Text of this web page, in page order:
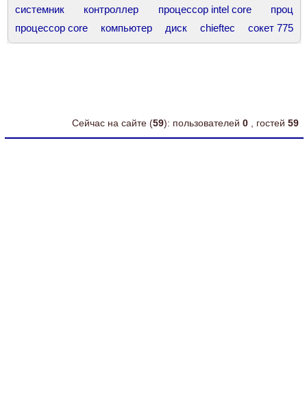
системник
контроллер процессор intel core
проц
процессор core
компьютер диск chieftec
сокет 775
socket 1200
asus 7 оперативная память
intel core
Сейчас на сайте (59): пользователей 0 , гостей 59